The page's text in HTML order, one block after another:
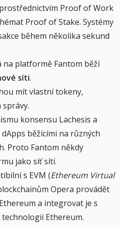
Proof of Work
Proof of Stake. Systémy
během několika sekund
na platformě Fantom běží
síti.
mít vlastní tokeny,
konsensu Lachesis a
běžícími na různých
Proto Fantom někdy
jako síť sítí.
s EVM (Ethereum Virtual
Opera provádět
a integrovat je s
Ethereum.